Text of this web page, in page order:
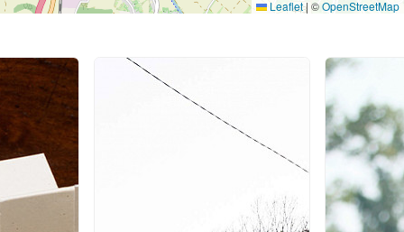
Leaflet| ©OpenStreetMap